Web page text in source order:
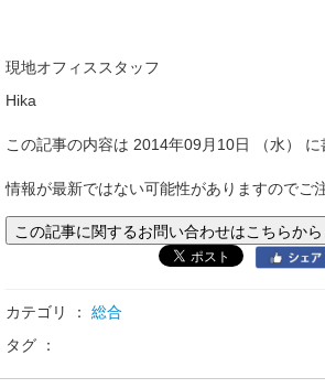
現地オフィススタッフ
Hika
この記事の内容は 2014年09月10日 （水） に
情報が最新ではない可能性がありますのでご
この記事に関するお問い合わせはこちらから
カテゴリ ： 総合
タグ ：